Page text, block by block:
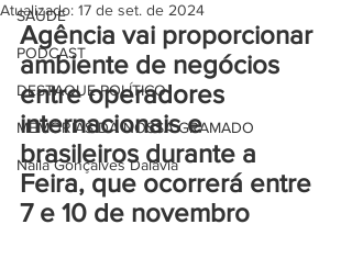
SAÚDE
PODCAST
DESTAQUE POLÍTICO
MEMÓRIAS DA NOSSA GRAMADO
Naíla Gonçalves Dalavia
Atualizado: 17 de set. de 2024
Agência vai proporcionar
ambiente de negócios
entre operadores
internacionais e
brasileiros durante a
Feira, que ocorrerá entre
7 e 10 de novembro